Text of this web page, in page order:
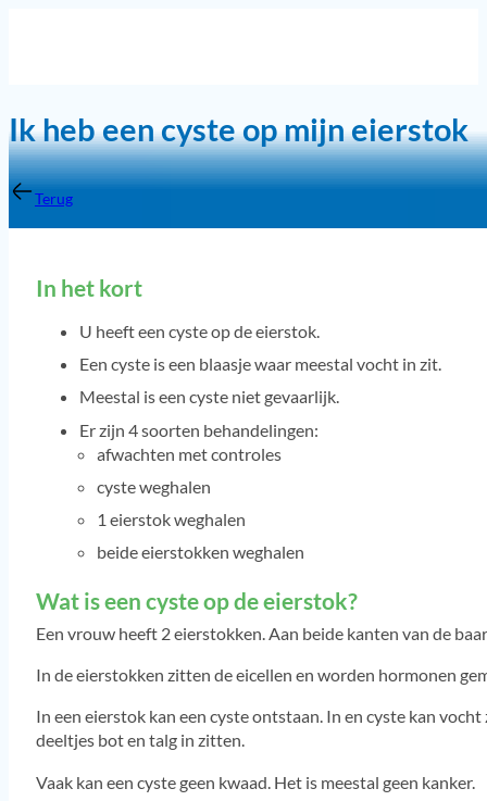
Ik heb een cyste op mijn eierstok
Terug
In het kort
U heeft een cyste op de eierstok.
Een cyste is een blaasje waar meestal vocht in zit.
Meestal is een cyste niet gevaarlijk.
Er zijn 4 soorten behandelingen:
afwachten met controles
cyste weghalen
1 eierstok weghalen
beide eierstokken weghalen
Wat is een cyste op de eierstok?
Een vrouw heeft 2 eierstokken. Aan beide kanten van de
In de eierstokken zitten de eicellen en worden hormonen
In een eierstok kan een cyste ontstaan. In en cyste kan
deeltjes bot en talg in zitten.
Vaak kan een cyste geen kwaad. Het is meestal geen kanker.